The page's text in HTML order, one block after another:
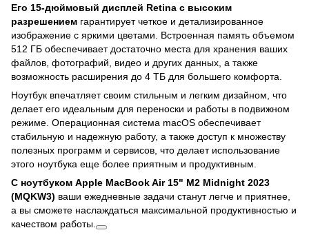
Его 15-дюймовый дисплей Retina с высоким
разрешением гарантирует четкое и детализированное
изображение с яркими цветами. Встроенная память объемом
512 ГБ обеспечивает достаточно места для хранения ваших
файлов, фотографий, видео и других данных, а также
возможность расширения до 4 ТБ для большего комфорта.
Ноутбук впечатляет своим стильным и легким дизайном, что
делает его идеальным для переноски и работы в подвижном
режиме. Операционная система macOS обеспечивает
стабильную и надежную работу, а также доступ к множеству
полезных программ и сервисов, что делает использование
этого ноутбука еще более приятным и продуктивным.
С ноутбуком Apple MacBook Air 15" M2 Midnight 2023
(MQKW3) ваши ежедневные задачи станут легче и приятнее,
а вы сможете наслаждаться максимальной продуктивностью и
качеством работы.